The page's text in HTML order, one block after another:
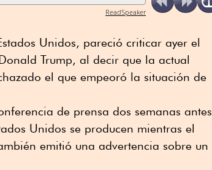
ReadSpeaker
Unidos, pareció criticar ayer el
Trump, al decir que la actual
el que empeoró la situación de
de prensa dos semanas antes
Unidos se producen mientras el
emitió una advertencia sobre un